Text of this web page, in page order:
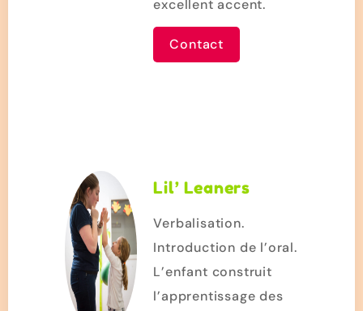
excellent accent.
Contact
Lil’ Leaners
Verbalisation.
Introduction de l’oral.
L’enfant construit
l’apprentissage des